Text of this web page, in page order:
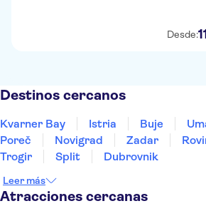
Desde:11
Destinos cercanos
Kvarner Bay Istria Buje
Poreč
Novigrad Zadar
Trogir
Split Dubrovnik
Leer más
Atracciones cercanas